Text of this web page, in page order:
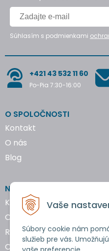
Vaše
Súbory cookie nám
služieb pre vás.
Súhlasím s podmienkami
+421 43 532 11 60
Po-Pia 7:30-16:00
O SPOLOČNOSTI
Kontakt
O nás
Blog
NAKUPOVANIE
Katalógy náradia
Obchodné podmienky
Reklamácie a vrátenie
Ochrana osobných údajov